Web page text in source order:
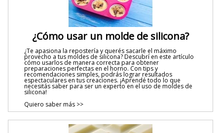
¿Cómo usar un molde de silicona?
¿Te apasiona la repostería y querés sacarle el máximo
provecho a tus moldes de silicona? Descubrí en este artículo
cómo usarlos de manera correcta para obtener
preparaciones perfectas en el horno. Con tips y
recomendaciones simples, podrás lograr resultados
espectaculares en tus creaciones. ¡Aprendé todo lo que
necesitás saber para ser un experto en el uso de moldes de
silicona!
Quiero saber más >>